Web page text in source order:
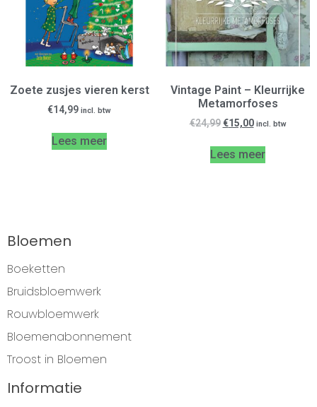
Zoete zusjes vieren kerst
€14,99 incl. btw
Lees meer
Vintage Paint – Kleurrijke
Metamorfoses
€24,99 €15,00 incl. btw
Lees meer
Bloemen
Boeketten
Bruidsbloemwerk
Rouwbloemwerk
Bloemenabonnement
Troost in Bloemen
Informatie